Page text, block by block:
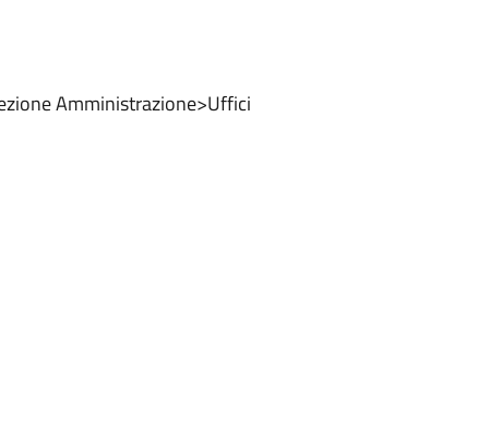
Amministrazione>Uffici